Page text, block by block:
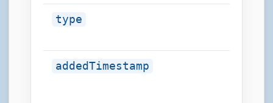
type
addedTimestamp